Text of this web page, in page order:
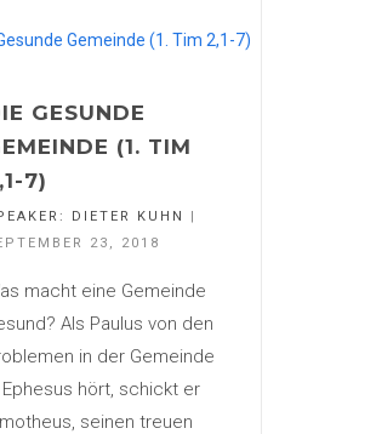
GESUNDE
(1. TIM
7)
DIETER KUHN
|
23, 2018
macht eine Gemeinde
Als Paulus von den
in der Gemeinde
Ephesus hört, schickt er
seinen treuen